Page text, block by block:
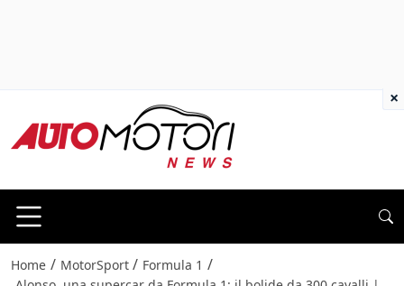
Home / MotorSport / Formula 1 /
×